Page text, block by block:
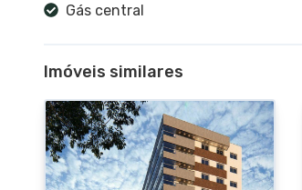
Gás central
Imóveis similares